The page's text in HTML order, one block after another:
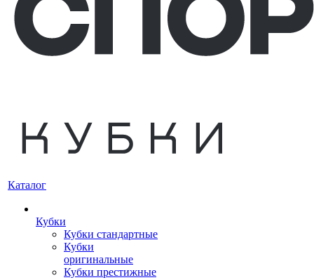
Каталог
Кубки
Кубки стандартные
Кубки
оригинальные
Кубки престижные